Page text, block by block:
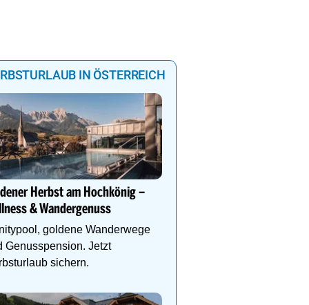
IN ÖSTERREICH
Herbst am Hochkönig –
& Wandergenuss
goldene Wanderwege
Genusspension. Jetzt
sichern.